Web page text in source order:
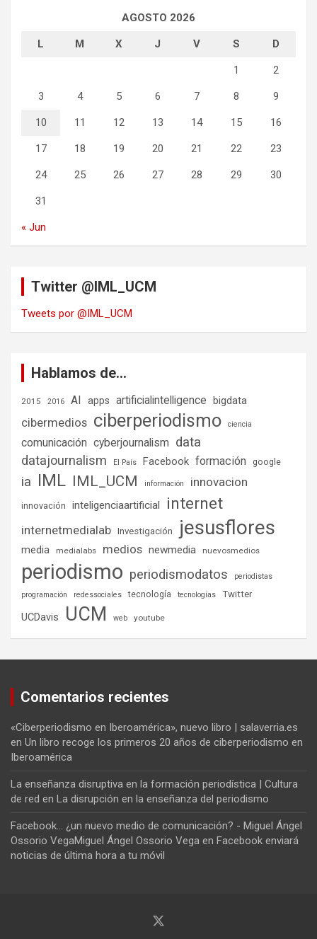
AGOSTO 2026
L M X J V S D
1 2
3 4 5 6 7 8 9
10 11 12 13 14 15 16
17 18 19 20 21 22 23
24 25 26 27 28 29 30
31
« Jun
Twitter @IML_UCM
Tweets por @IML_UCM
Hablamos de…
2015 2016 AI apps artificialintelligence bigdata
cibermedios ciberperiodismo ciencia
comunicación cyberjournalism data
datajournalism El País Facebook formación google
ia IML IML_UCM información innovacion
innovación inteligenciaartificial internet
internetmedialab Investigación jesusflores
media medialabs medios newmedia nuevosmedios
periodismo periodismodatos
periodistas
programación
redessociales tecnología tecnologías Twitter
UCDavis UCM web youtube
Comentarios recientes
«Ciberperiodismo en Iberoamérica», nuevo libro | salaverria.es
en Un libro recoge los primeros 20 años de ciberperiodismo en
Iberoamérica
La enseñanza disruptiva en la formación periodística | Cultura
de red en La disrupción en la enseñanza del periodismo
Facebook... ¿un nuevo medio de comunicación? - Miguel Ángel
Ossorio VegaMiguel Ángel Ossorio Vega en Facebook enviará
noticias de última hora a tu móvil